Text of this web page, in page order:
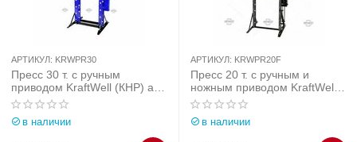
АРТИКУЛ: KRWPR30
Пресс 30 т. с ручным
приводом KraftWell (КНР) арт.
KRWPR30
в наличии
АРТИКУЛ: KRWPR20F
Пресс 20 т. с ручным и
ножным приводом KraftWell
(КНР) арт. KRWPR20F
в наличии